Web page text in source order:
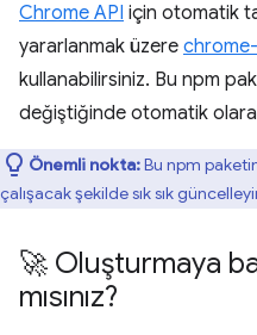
Chrome API için otomatik
yararlanmak üzere
kullanabilirsiniz. Bu npm
değiştiğinde otomatik
Önemli nokta:Bu npm
çalışacak şekilde sık sık
🚀 Oluşturmaya
mısınız?